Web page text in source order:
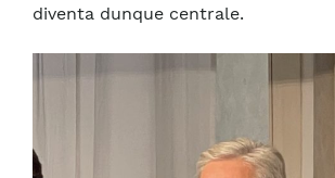
diventa dunque centrale.